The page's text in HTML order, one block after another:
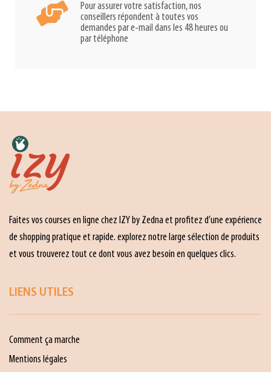
Pour assurer votre satisfaction, nos
conseillers répondent à toutes vos
demandes par e-mail dans les 48 heures ou
par téléphone
Faites vos courses en ligne chez IZY by Zedna et profitez d’une expérience
de shopping pratique et rapide. explorez notre large sélection de produits
et vous trouverez tout ce dont vous avez besoin en quelques clics.
LIENS UTILES
Comment ça marche
Mentions légales